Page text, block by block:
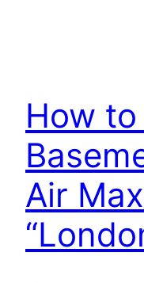
How
Air